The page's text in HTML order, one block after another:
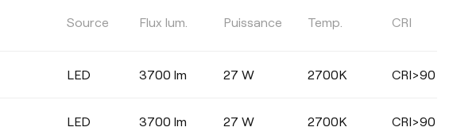
EFFICACITÉ LUMINEUSE
Sélectionner
Source Flux lum. Puissance Temp. CRI
LED 3700 lm 27 W 2700K CRI>90
LED 3700 lm 27 W 2700K CRI>90